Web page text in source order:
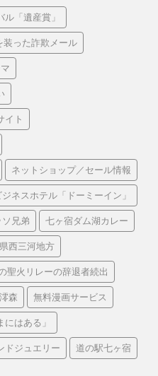
「遺産賞」
装った詐欺メール
イト
ネットショップ／セール情報
ジネスホテル「ドーミーイン」
ソ兄弟 七ヶ宿ダム湖カレー
西三河地方
聖火リレーの辞退者続出
澪森 無料漫画サービス
はある」
ドジュエリー 道の駅七ヶ宿